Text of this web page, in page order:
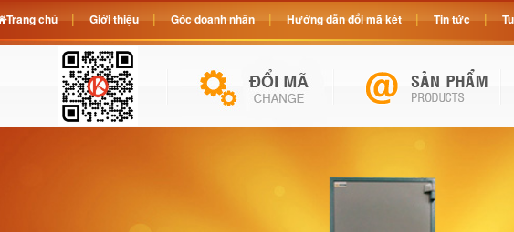
Trang chủ Giới thiệu Góc doanh nhân Hướng dẫn đổi mã két Tin tức